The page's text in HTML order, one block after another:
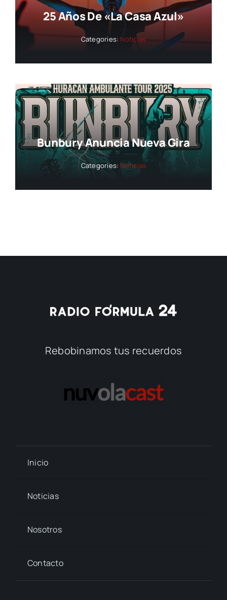
25 Años De «La Casa Azul»
Categories: Noticias
Bunbury Anuncia Nueva Gira
Categories: Noticias
Rebobinamos tus recuerdos
Inicio
Noticias
Nosotros
Contacto